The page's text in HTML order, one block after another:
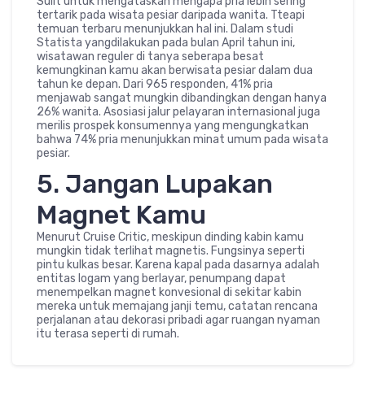
tertarik pada wisata pesiar daripada wanita. Tteapi
temuan terbaru menunjukkan hal ini. Dalam studi
Statista yangdilakukan pada bulan April tahun ini,
wisatawan reguler di tanya seberapa besat
kemungkinan kamu akan berwisata pesiar dalam dua
tahun ke depan. Dari 965 responden, 41% pria
menjawab sangat mungkin dibandingkan dengan hanya
26% wanita. Asosiasi jalur pelayaran internasional juga
merilis prospek konsumennya yang mengungkatkan
bahwa 74% pria menunjukkan minat umum pada wisata
pesiar.
5. Jangan Lupakan
Magnet Kamu
Menurut Cruise Critic, meskipun dinding kabin kamu
mungkin tidak terlihat magnetis. Fungsinya seperti
pintu kulkas besar. Karena kapal pada dasarnya adalah
entitas logam yang berlayar, penumpang dapat
menempelkan magnet konvesional di sekitar kabin
mereka untuk memajang janji temu, catatan rencana
perjalanan atau dekorasi pribadi agar ruangan nyaman
itu terasa seperti di rumah.